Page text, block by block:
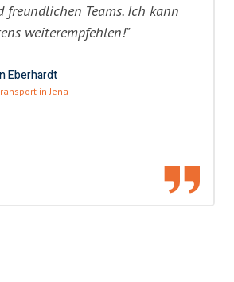
freundlichen Teams. Ich kann
weiterempfehlen!"
Eberhardt
in Jena